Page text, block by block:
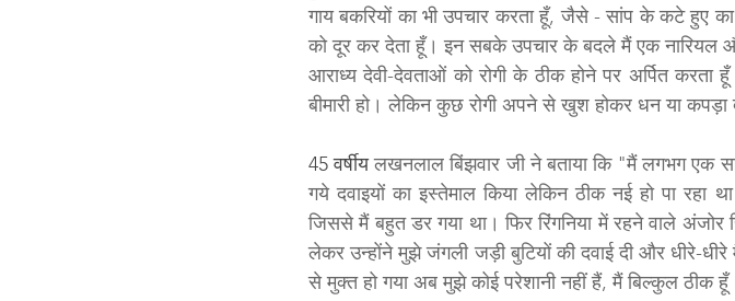
गाय बकरियों का भी उपचार करता हूँ, जैसे - सांप के कटे हुए का
को दूर कर देता हूँ। इन सबके उपचार के बदले मैं एक नारियल
आराध्य देवी-देवताओं को रोगी के ठीक होने पर अर्पित करता
बीमारी हो। लेकिन कुछ रोगी अपने से खुश होकर धन या
45 वर्षीय लखनलाल बिंझवार जी ने बताया कि "मैं लगभग एक
गये दवाइयों का इस्तेमाल किया लेकिन ठीक नई हो पा
जिससे मैं बहुत डर गया था। फिर रिंगनिया में रहने वाले
लेकर उन्होंने मुझे जंगली जड़ी बुटियों की दवाई दी और धीरे-
से मुक्त हो गया अब मुझे कोई परेशानी नहीं हैं, मैं बिल्कुल ठीक